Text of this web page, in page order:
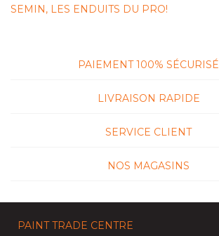
SEMIN, LES ENDUITS DU PRO!
PAIEMENT 100% SÉCURISÉ
LIVRAISON RAPIDE
SERVICE CLIENT
NOS MAGASINS
PAINT TRADE CENTRE